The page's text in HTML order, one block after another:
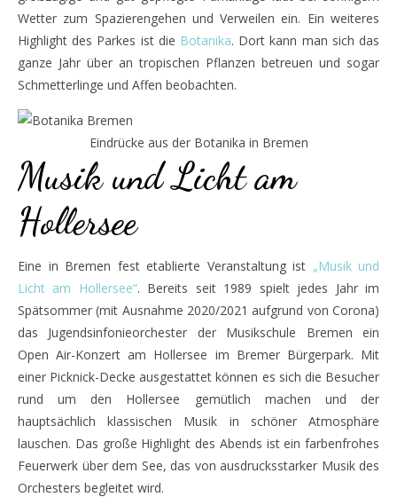
Wetter zum Spazierengehen und Verweilen ein. Ein weiteres
Highlight des Parkes ist die Botanika. Dort kann man sich das
ganze Jahr über an tropischen Pflanzen betreuen und sogar
Schmetterlinge und Affen beobachten.
Eindrücke aus der Botanika in Bremen
Musik und Licht am
Hollersee
Eine in Bremen fest etablierte Veranstaltung ist „Musik und
Licht am Hollersee“. Bereits seit 1989 spielt jedes Jahr im
Spätsommer (mit Ausnahme 2020/2021 aufgrund von Corona)
das Jugendsinfonieorchester der Musikschule Bremen ein
Open Air-Konzert am Hollersee im Bremer Bürgerpark. Mit
einer Picknick-Decke ausgestattet können es sich die Besucher
rund um den Hollersee gemütlich machen und der
hauptsächlich klassischen Musik in schöner Atmosphäre
lauschen. Das große Highlight des Abends ist ein farbenfrohes
Feuerwerk über dem See, das von ausdrucksstarker Musik des
Orchesters begleitet wird.